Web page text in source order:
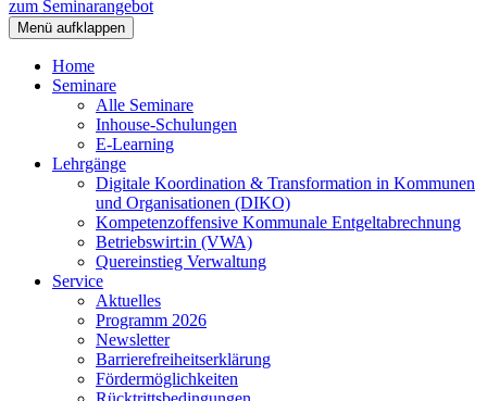
zum Seminarangebot
Menü aufklappen
Home
Seminare
Alle Seminare
Inhouse-Schulungen
E-Learning
Lehrgänge
Digitale Koordination & Transformation in Kommunen
und Organisationen (DIKO)
Kompetenzoffensive Kommunale Entgeltabrechnung
Betriebswirt:in (VWA)
Quereinstieg Verwaltung
Service
Aktuelles
Programm 2026
Newsletter
Barrierefreiheitserklärung
Fördermöglichkeiten